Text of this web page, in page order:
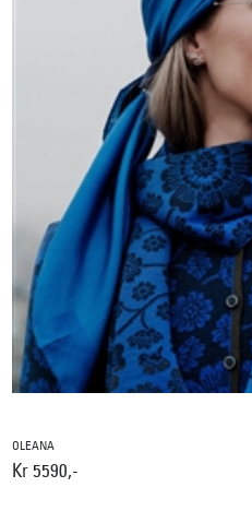
OLEANA
Kr 5590,-